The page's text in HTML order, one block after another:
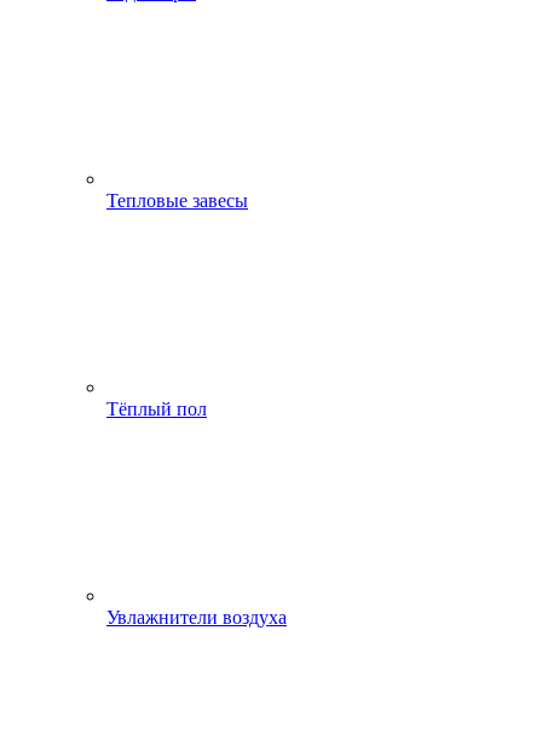
Тепловые завесы
Тёплый пол
Увлажнители воздуха